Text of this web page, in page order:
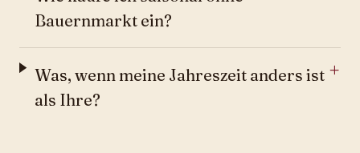
Bauernmarkt ein?
Was, wenn meine Jahreszeit anders ist
als Ihre?